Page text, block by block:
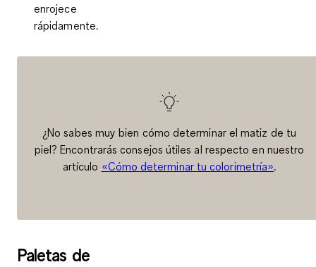
enrojece
rápidamente.
¿No sabes muy bien cómo determinar el matiz de tu
piel? Encontrarás consejos útiles al respecto en nuestro
artículo «Cómo determinar tu colorimetría».
Paletas de